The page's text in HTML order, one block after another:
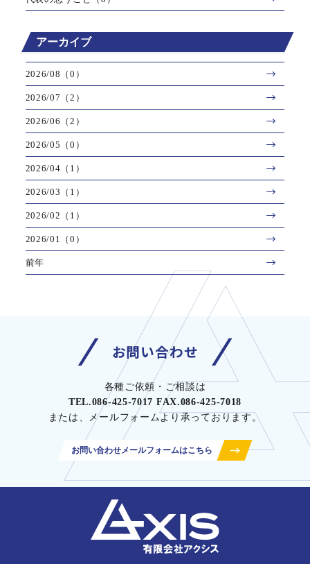
アーカイブ
2026/08（0）
2026/07（2）
2026/06（2）
2026/05（0）
2026/04（1）
2026/03（1）
2026/02（1）
2026/01（0）
前年
お問い合わせ
各種ご依頼・ご相談は
TEL.086-425-7017 FAX.086-425-7018
または、メールフォームより承っております。
お問い合わせメールフォームはこちら